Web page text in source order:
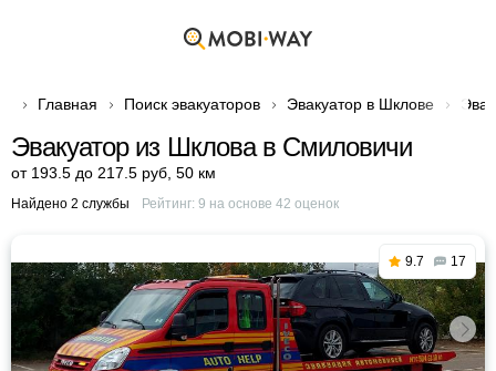
Главная Поиск эвакуаторов Эвакуатор в Шклове
Эвакуатор из Шклова в Смиловичи
от 193.5 до 217.5 руб 50 км
Найдено 2 службы Рейтинг: 9 на основе 42 оценок
9.7 17